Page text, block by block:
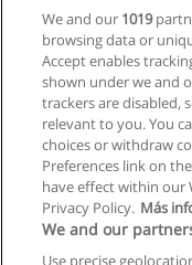
We and our 1019
browsing data or
Accept enables
shown under we and
trackers are disabled,
relevant to you. You
choices or withdraw
Preferences link on
have effect within our
Privacy Policy. Más
We and our
Use precise